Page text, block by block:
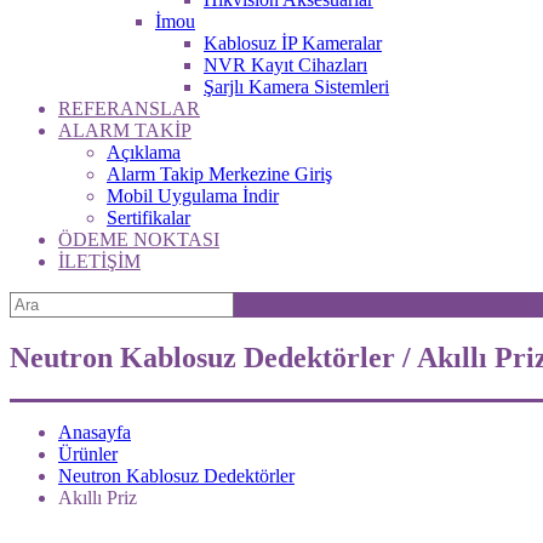
İmou
Kablosuz İP Kameralar
NVR Kayıt Cihazları
Şarjlı Kamera Sistemleri
REFERANSLAR
ALARM TAKİP
Açıklama
Alarm Takip Merkezine Giriş
Mobil Uygulama İndir
Sertifikalar
ÖDEME NOKTASI
İLETİŞİM
Neutron Kablosuz Dedektörler / Akıllı
Anasayfa
Ürünler
Neutron Kablosuz Dedektörler
Akıllı Priz